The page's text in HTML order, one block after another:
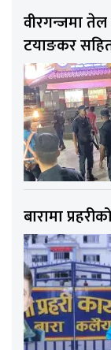
वीरगन्जमा तेल
टयाङकर सहित
बारामा